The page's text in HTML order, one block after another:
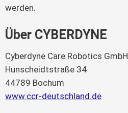
werden.
Über CYBERDYNE
Cyberdyne Care Robotics GmbH
Hunscheidtstraße 34
44789 Bochum
www.ccr-deutschland.de